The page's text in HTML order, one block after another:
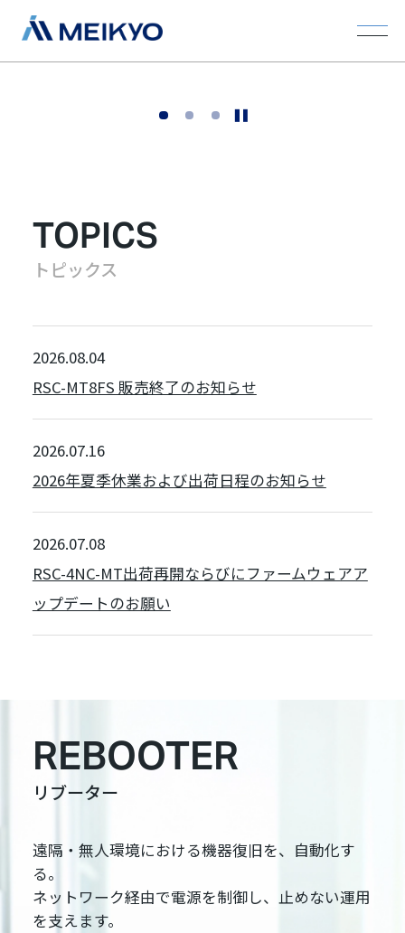
選ばれる理由
選ばれる理由
選ばれる理由
1 2 3
TOPICS
トピックス
2026.08.04
RSC-MT8FS 販売終了のお知らせ
2026.07.16
2026年夏季休業および出荷日程のお知らせ
2026.07.08
RSC-4NC-MT出荷再開ならびにファームウェアア
ップデートのお願い
REBOOTER
リブーター
遠隔・無人環境における機器復旧を、自動化す
る。
ネットワーク経由で電源を制御し、止めない運用
を支えます。